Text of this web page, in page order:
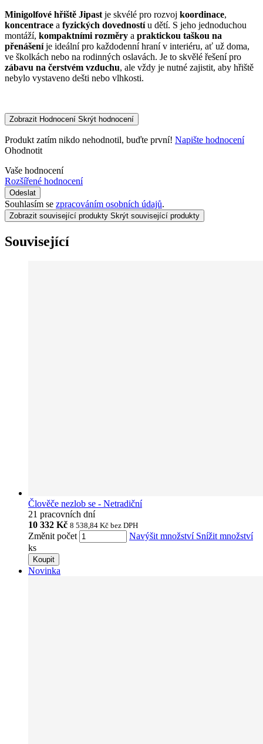
Minigolfové hřiště Jipast je skvélé pro rozvoj koordinace,
koncentrace a fyzických dovednostíu dětí. S jeho jednoduchou
montáží, kompaktními rozměry a praktickou taškou na
přenášeníje ideální pro každodenní hraní v interiéru, ať už doma,
ve školkách nebo na rodinných oslavách. Je to skvělé řešení pro
zábavu na čerstvém vzduchu, ale vždy je nutné zajistit, aby hřiště
nebylo vystaveno dešti nebo vlhkosti.
Zobrazit Hodnocení Skrýt hodnocení
Produkt zatím nikdo nehodnotil, buďte první! Napište hodnocení
Ohodnotit
Vaše hodnocení
Rozšířené hodnocení
Odeslat
Souhlasím se zpracováním osobních údajů.
Zobrazit související produkty Skrýt související produkty
Související
Člověče nezlob se - Netradiční
21 pracovních dní
10 332 Kč 8 538,84 Kč bez DPH
Změnit počet Navýšit množství Snížit množství
ks
Koupit
Novinka